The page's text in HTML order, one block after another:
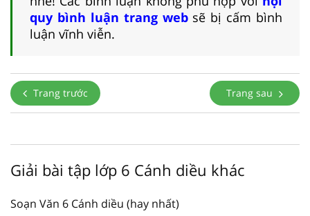
quy bình luận trang websẽ bị cấm bình
luận vĩnh viễn.
Trang trước Trang sau
Giải bài tập lớp 6 Cánh diều khác
Soạn Văn 6 Cánh diều (hay nhất)